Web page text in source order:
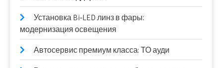
Установка Bi‑LED линз в фары:
модернизация освещения
Автосервис премиум класса: ТО ауди